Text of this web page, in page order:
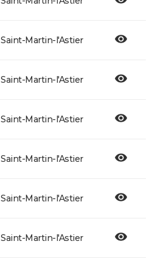
Saint-Martin-l'Astier
Saint-Martin-l'Astier
Saint-Martin-l'Astier
Saint-Martin-l'Astier
Saint-Martin-l'Astier
Saint-Martin-l'Astier